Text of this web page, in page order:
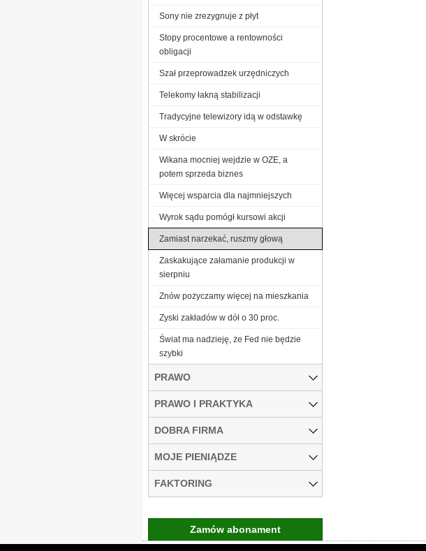
Sony nie zrezygnuje z płyt
Stopy procentowe a rentowności
obligacji
Szał przeprowadzek urzędniczych
Telekomy łakną stabilizacji
Tradycyjne telewizory idą w odstawkę
W skrócie
Wikana mocniej wejdzie w OZE, a
potem sprzeda biznes
Więcej wsparcia dla najmniejszych
Wyrok sądu pomógł kursowi akcji
Zamiast narzekać, ruszmy głową
Zaskakujące załamanie produkcji w
sierpniu
Znów pożyczamy więcej na mieszkania
Zyski zakładów w dół o 30 proc.
Świat ma nadzieję, że Fed nie będzie
szybki
PRAWO
PRAWO I PRAKTYKA
DOBRA FIRMA
MOJE PIENIĄDZE
FAKTORING
Zamów abonament